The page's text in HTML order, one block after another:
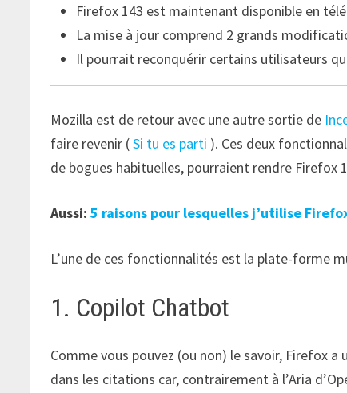
Firefox 143 est maintenant disponible en
La mise à jour comprend 2 grands
Il pourrait reconquérir certains utilisateurs
Mozilla est de retour avec une autre sortie de
faire revenir (Si tu es parti ). Ces deux
de bogues habituelles, pourraient rendre
Aussi:5 raisons pour lesquelles j’utilise
L’une de ces fonctionnalités est la plate-forme
1. Copilot Chatbot
Comme vous pouvez (ou non) le savoir, Firefox
dans les citations car, contrairement à l’Aria